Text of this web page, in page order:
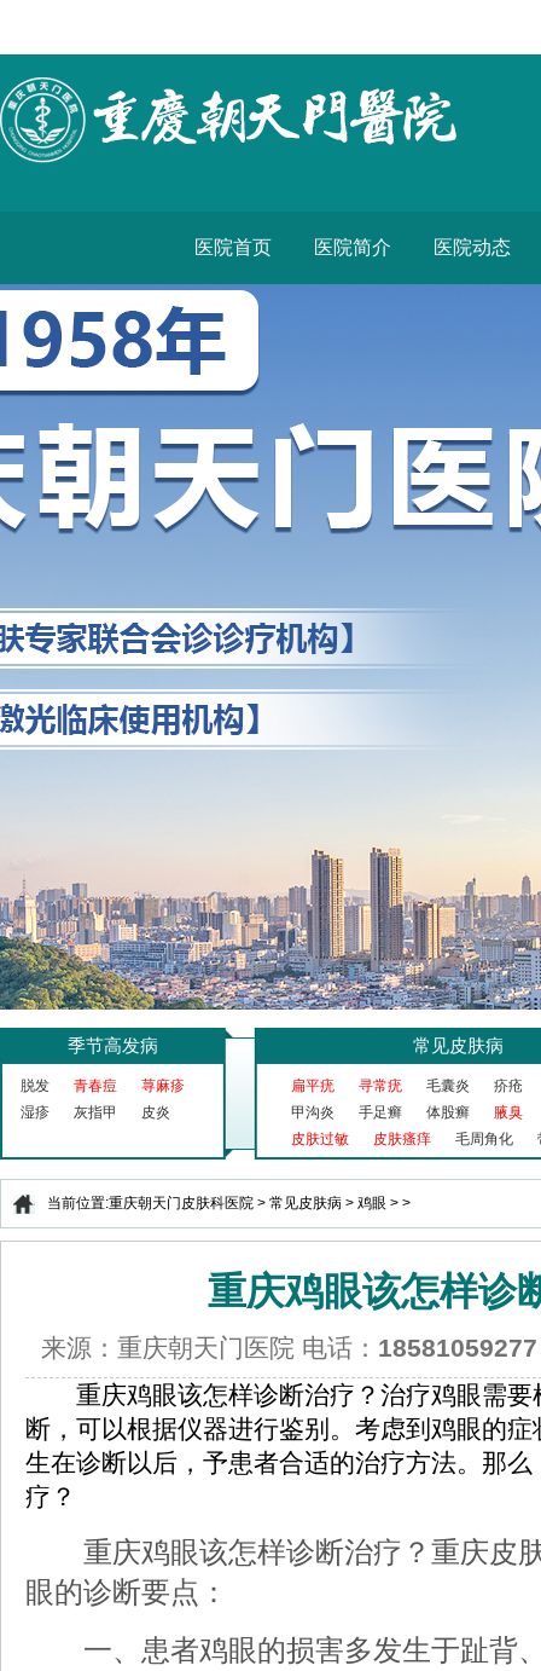
医院首页 医院简介 医院动态
季节高发病
脱发 青春痘
荨麻疹
湿疹
灰指甲 皮炎
常见皮肤病
扁平疣 寻常疣 毛囊炎
疥疮
甲沟炎
手足癣 体股癣
腋臭
皮肤过敏
皮肤瘙痒 毛周角化
当前位置:重庆朝天门皮肤科医院 > 常见皮肤病 > 鸡眼 > >
重庆鸡眼该怎样诊
来源：重庆朝天门医院 电话： 18581059277
重庆鸡眼该怎样诊断治疗？治疗鸡眼需要
断，可以根据仪器进行鉴别。考虑到鸡眼的
生在诊断以后，予患者合适的治疗方法。那
疗？
重庆鸡眼该怎样诊断治疗？重庆皮
眼的诊断要点：
一、患者鸡眼的损害多发生于趾背